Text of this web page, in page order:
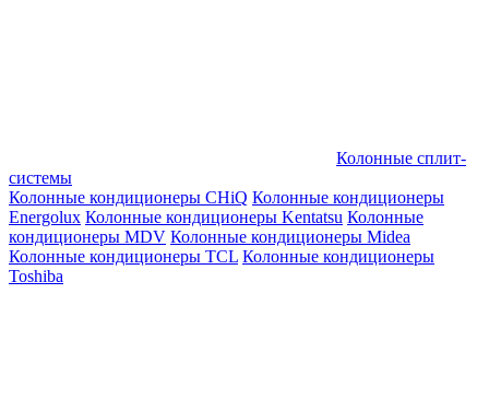
Колонные сплит-
системы
Колонные кондиционеры CHiQ Колонные кондиционеры
Energolux Колонные кондиционеры Kentatsu Колонные
кондиционеры MDV Колонные кондиционеры Midea
Колонные кондиционеры TCL Колонные кондиционеры
Toshiba